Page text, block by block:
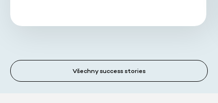
Všechny success stories